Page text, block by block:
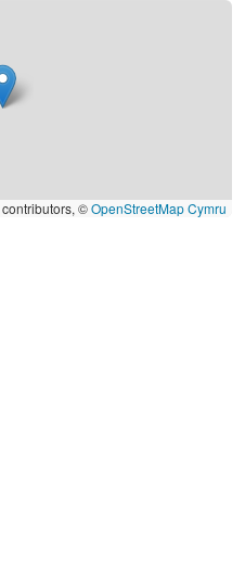
contributors, ©OpenStreetMap Cymru